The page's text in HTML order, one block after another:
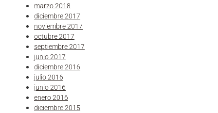
marzo 2018
diciembre 2017
noviembre 2017
octubre 2017
septiembre 2017
junio 2017
diciembre 2016
julio 2016
junio 2016
enero 2016
diciembre 2015